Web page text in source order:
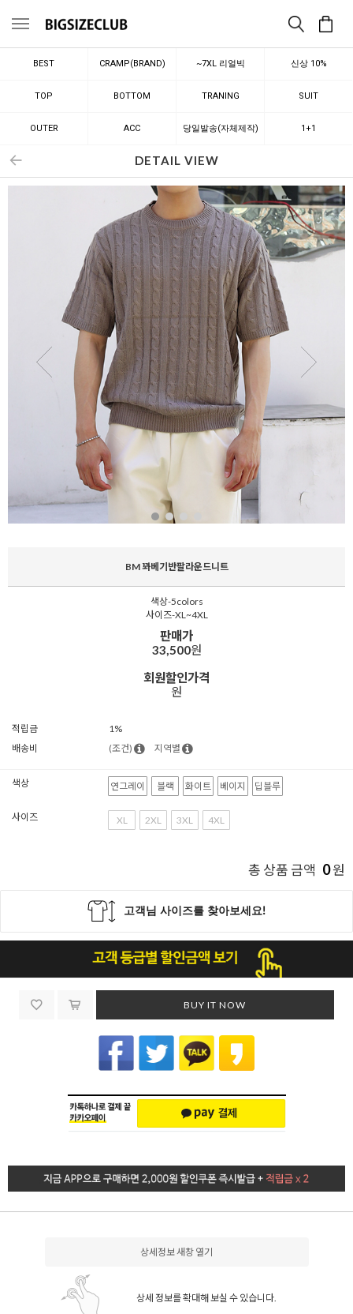
메뉴
BEST CRAMP(BRAND) ~7XL 리얼빅 신상 10%
TOP BOTTOM TRANING SUIT
OUTER ACC 당일발송(자체제작) 1+1
DETAIL VIEW
BM 꽈베기반팔라운드니트
색상-5colors
사이즈-XL~4XL
판매가
33,500원
회원할인가격
원
적립금
1%
배송비
(조건) 지역별
색상 연그레이 블랙 화이트 베이지 딥블루
사이즈 XL 2XL 3XL 4XL
총 상품 금액 0원
BUY IT NOW
상세정보 새창 열기
상세 정보를 확대해 보실 수 있습니다.